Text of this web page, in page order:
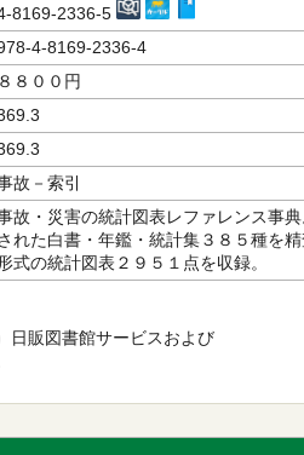
8169-2336-5
4-8169-2336-4
８８００円
故－索引
故・災害の統計図表レファレンス事
れた白書・年鑑・統計集３８５種を
式の統計図表２９５１点を収録。
日販図書館サービスおよび